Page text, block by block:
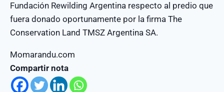
Fundación Rewilding Argentina respecto al predio que
fuera donado oportunamente por la firma The
Conservation Land TMSZ Argentina SA.
Momarandu.com
Compartir nota